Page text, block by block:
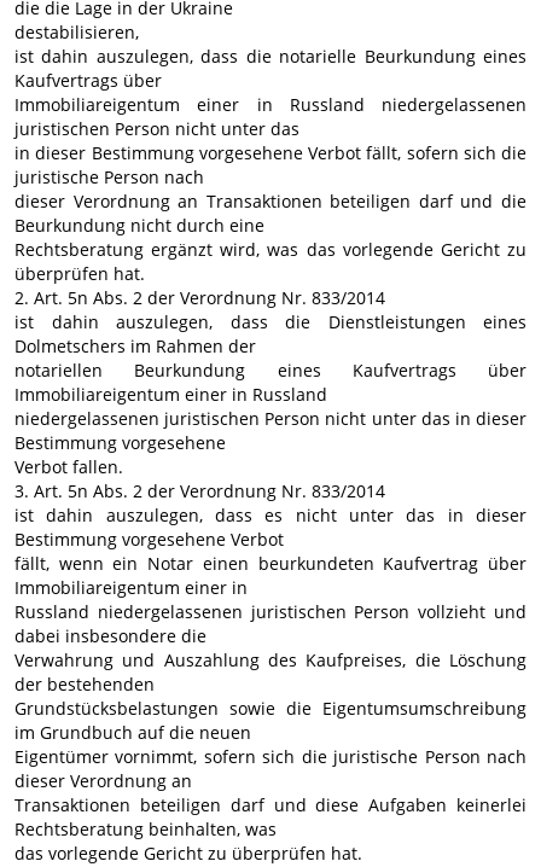
die die Lage in der Ukraine
destabilisieren,
ist dahin auszulegen, dass die notarielle Beurkundung eines
Kaufvertrags über
Immobiliareigentum einer in Russland niedergelassenen
juristischen Person nicht unter das
in dieser Bestimmung vorgesehene Verbot fällt, sofern sich die
juristische Person nach
dieser Verordnung an Transaktionen beteiligen darf und die
Beurkundung nicht durch eine
Rechtsberatung ergänzt wird, was das vorlegende Gericht zu
überprüfen hat.
2. Art. 5n Abs. 2 der Verordnung Nr. 833/2014
ist dahin auszulegen, dass die Dienstleistungen eines
Dolmetschers im Rahmen der
notariellen Beurkundung eines Kaufvertrags über
Immobiliareigentum einer in Russland
niedergelassenen juristischen Person nicht unter das in dieser
Bestimmung vorgesehene
Verbot fallen.
3. Art. 5n Abs. 2 der Verordnung Nr. 833/2014
ist dahin auszulegen, dass es nicht unter das in dieser
Bestimmung vorgesehene Verbot
fällt, wenn ein Notar einen beurkundeten Kaufvertrag über
Immobiliareigentum einer in
Russland niedergelassenen juristischen Person vollzieht und
dabei insbesondere die
Verwahrung und Auszahlung des Kaufpreises, die Löschung
der bestehenden
Grundstücksbelastungen sowie die Eigentumsumschreibung
im Grundbuch auf die neuen
Eigentümer vornimmt, sofern sich die juristische Person nach
dieser Verordnung an
Transaktionen beteiligen darf und diese Aufgaben keinerlei
Rechtsberatung beinhalten, was
das vorlegende Gericht zu überprüfen hat.